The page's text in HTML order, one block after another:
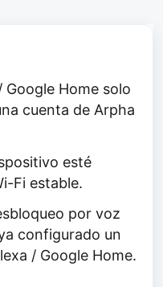
Google Home solo
cuenta de Arpha
esté
Fi estable.
por voz
configurado un
/ Google Home.